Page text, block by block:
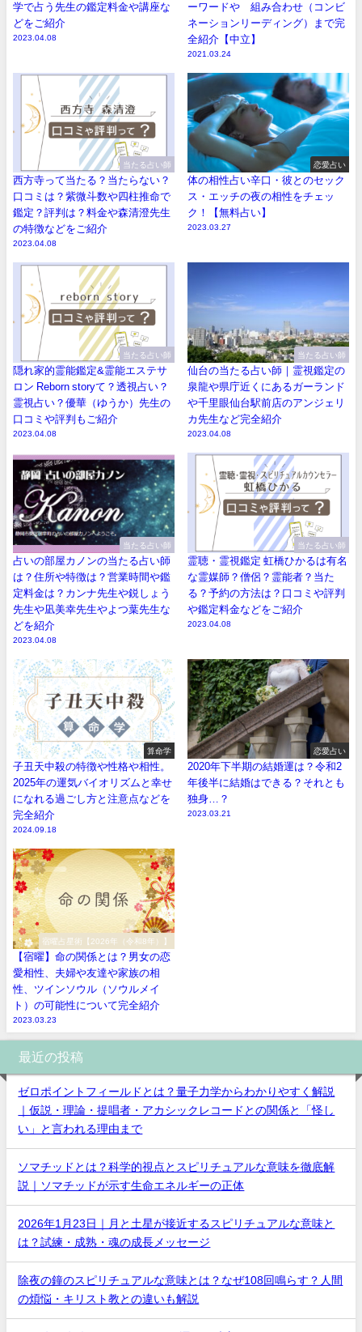
学で占う先生の鑑定料金や講座な
どをご紹介
2023.04.08
ーワードや 組み合わせ（コンビ
ネーションリーディング）まで完
全紹介【中立】
2021.03.24
当たる占い師
西方寺って当たる？当たらない？
口コミは？紫微斗数や四柱推命で
鑑定？評判は？料金や森清澄先生
の特徴などをご紹介
2023.04.08
恋愛占い
体の相性占い辛口・彼とのセック
ス・エッチの夜の相性をチェッ
ク！【無料占い】
2023.03.27
当たる占い師
隠れ家的霊能鑑定&霊能エステサ
ロン Reborn storyて？透視占い？
霊視占い？優華（ゆうか）先生の
口コミや評判もご紹介
2023.04.08
当たる占い師
仙台の当たる占い師｜霊視鑑定の
泉龍や県庁近くにあるガーランド
や千里眼仙台駅前店のアンジェリ
カ先生など完全紹介
2023.04.08
当たる占い師
占いの部屋カノンの当たる占い師
は？住所や特徴は？営業時間や鑑
定料金は？カンナ先生や鋭しょう
先生や凪美幸先生やよつ葉先生な
どを紹介
2023.04.08
当たる占い師
霊聴・霊視鑑定 虹橋ひかるは有名
な霊媒師？僧侶？霊能者？当た
る？予約の方法は？口コミや評判
や鑑定料金などをご紹介
2023.04.08
算命学
子丑天中殺の特徴や性格や相性。
2025年の運気バイオリズムと幸せ
になれる過ごし方と注意点などを
完全紹介
2024.09.18
恋愛占い
2020年下半期の結婚運は？令和2
年後半に結婚はできる？それとも
独身…？
2023.03.21
宿曜占星術【2026年（令和8年）】
【宿曜】命の関係とは？男女の恋
愛相性、夫婦や友達や家族の相
性、ツインソウル（ソウルメイ
ト）の可能性について完全紹介
2023.03.23
最近の投稿
ゼロポイントフィールドとは？量子力学からわかりやすく解説
｜仮説・理論・提唱者・アカシックレコードとの関係と「怪し
い」と言われる理由まで
ソマチッドとは？科学的視点とスピリチュアルな意味を徹底解
説｜ソマチッドが示す生命エネルギーの正体
2026年1月23日｜月と土星が接近するスピリチュアルな意味と
は？試練・成熟・魂の成長メッセージ
除夜の鐘のスピリチュアルな意味とは？なぜ108回鳴らす？人間
の煩悩・キリスト教との違いも解説